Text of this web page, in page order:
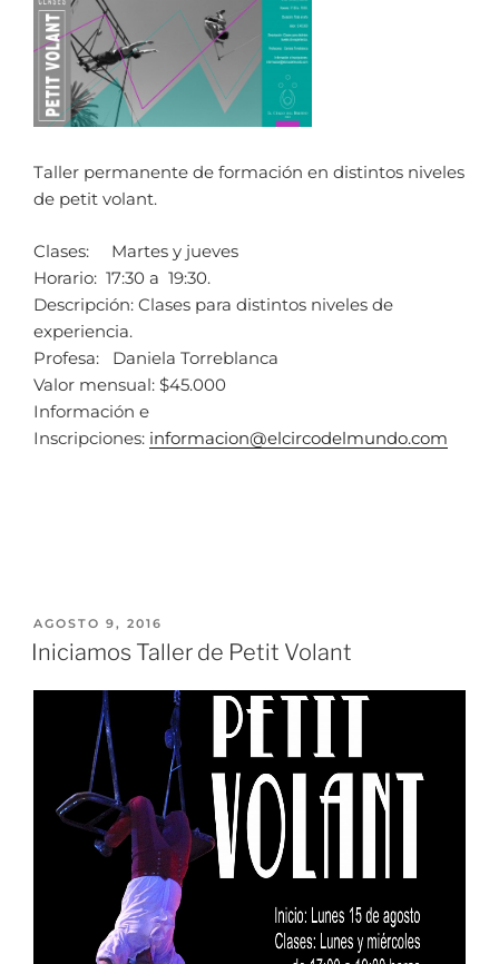
Taller permanente de formación en distintos niveles
de petit volant.
Clases: Martes y jueves
Horario: 17:30 a 19:30.
Descripción: Clases para distintos niveles de
experiencia.
Profesa: Daniela Torreblanca
Valor mensual: $45.000
Información e
Inscripciones: informacion@elcircodelmundo.com
AGOSTO 9, 2016
Iniciamos Taller de Petit Volant